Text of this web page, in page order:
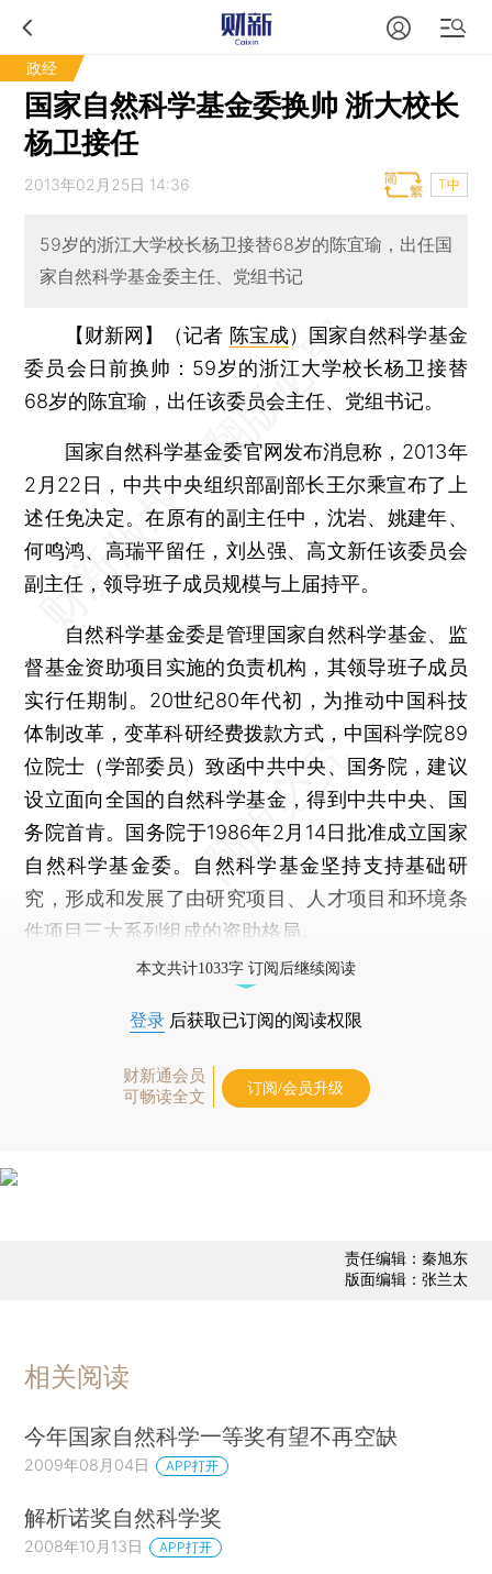
政经
国家自然科学基金委换帅 浙大校长
杨卫接任
2013年02月25日 14:36 T中
59岁的浙江大学校长杨卫接替68岁的陈宜瑜，出任国
家自然科学基金委主任、党组书记
【财新网】（记者 陈宝成） 国家自然科学基金
委员会日前换帅：59岁的浙江大学校长杨卫接替
68岁的陈宜瑜，出任该委员会主任、党组书记。
国家自然科学基金委官网发布消息称，2013年
2月22日，中共中央组织部副部长王尔乘宣布了上
述任免决定。在原有的副主任中，沈岩、姚建年、
何鸣鸿、高瑞平留任，刘丛强、高文新任该委员会
副主任，领导班子成员规模与上届持平。
自然科学基金委是管理国家自然科学基金、监
督基金资助项目实施的负责机构，其领导班子成员
实行任期制。20世纪80年代初，为推动中国科技
体制改革，变革科研经费拨款方式，中国科学院89
位院士（学部委员）致函中共中央、国务院，建议
设立面向全国的自然科学基金，得到中共中央、国
务院首肯。国务院于1986年2月14日批准成立国家
自然科学基金委。自然科学基金坚持支持基础研
究，形成和发展了由研究项目、人才项目和环境条
件项目三大系列组成的资助格局。
本文共计1033字 订阅后继续阅读
登录 后获取已订阅的阅读权限
财新通会员
可畅读全文
订阅/会员升级
责任编辑：秦旭东
版面编辑：张兰太
相关阅读
今年国家自然科学一等奖有望不再空缺
2009年08月04日 APP打开
解析诺奖自然科学奖
2008年10月13日 APP打开